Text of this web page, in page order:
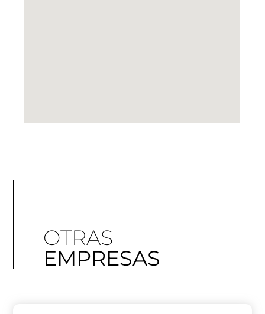
OTRAS
EMPRESAS